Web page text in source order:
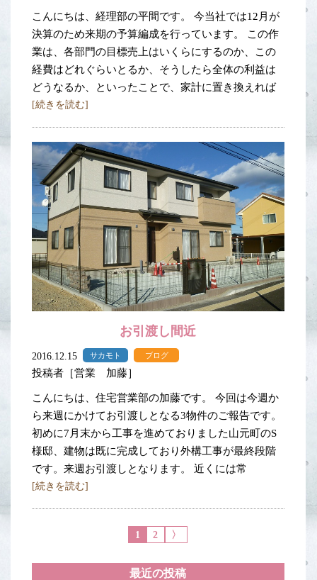
こんにちは、経理部の平間です。 今当社では12月が
決算のため来期の予算編成を行っています。 この作
業は、各部門の目標売上はいくらにするのか、この
経費はどれぐらいとるか、そうしたら全体の利益は
どうなるか、といったことで、家計に置き換えれば
[続きを読む]
お引渡し間近
2016.12.15 サカモト ブログ
投稿者［営業 加藤］
こんにちは、住宅営業部の加藤です。 今回は今週か
ら来週にかけてお引渡しとなる3物件のご報告です。
初めに7月末から工事を進めておりました山元町のS
様邸、建物は既に完成しており外構工事が最終段階
です。来週お引渡しとなります。 近くには常
[続きを読む]
1 2 〉
最近の投稿